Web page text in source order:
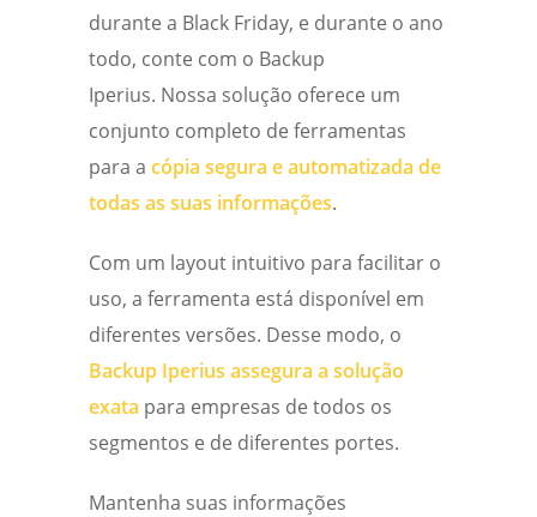
durante a Black Friday, e durante o ano
todo, conte com o Backup
Iperius. Nossa solução oferece um
conjunto completo de ferramentas
para a cópia segura e automatizada de
todas as suas informações.
Com um layout intuitivo para facilitar o
uso, a ferramenta está disponível em
diferentes versões. Desse modo, o
Backup Iperius assegura a solução
exata para empresas de todos os
segmentos e de diferentes portes.
Mantenha suas informações